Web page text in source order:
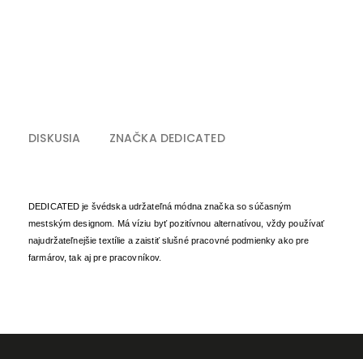
DISKUSIA ZNAČKA DEDICATED
DEDICATED je švédska udržateľná módna značka so súčasným
mestským designom. Má víziu byť pozitívnou alternatívou, vždy používať
najudržateľnejšie textílie a zaistiť slušné pracovné podmienky ako pre
farmárov, tak aj pre pracovníkov.